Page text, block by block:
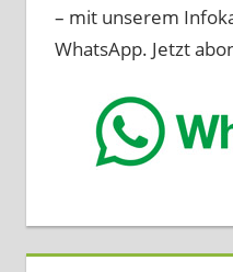
– mit unserem
WhatsApp. Jetzt